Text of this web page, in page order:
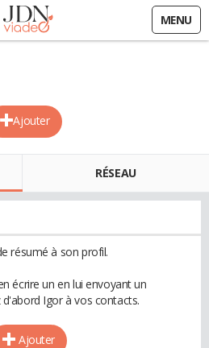
MENU
Ajouter
RÉSEAU
résumé à son profil.
écrire un en lui envoyant un
Igor à vos contacts.
Ajouter